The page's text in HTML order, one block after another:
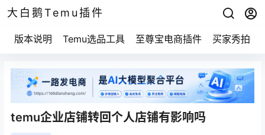
大白鹅Temu插件
版本说明 Temu选品工具 至尊宝电商插件 买家秀拍摄
temu企业店铺转回个人店铺有影响吗